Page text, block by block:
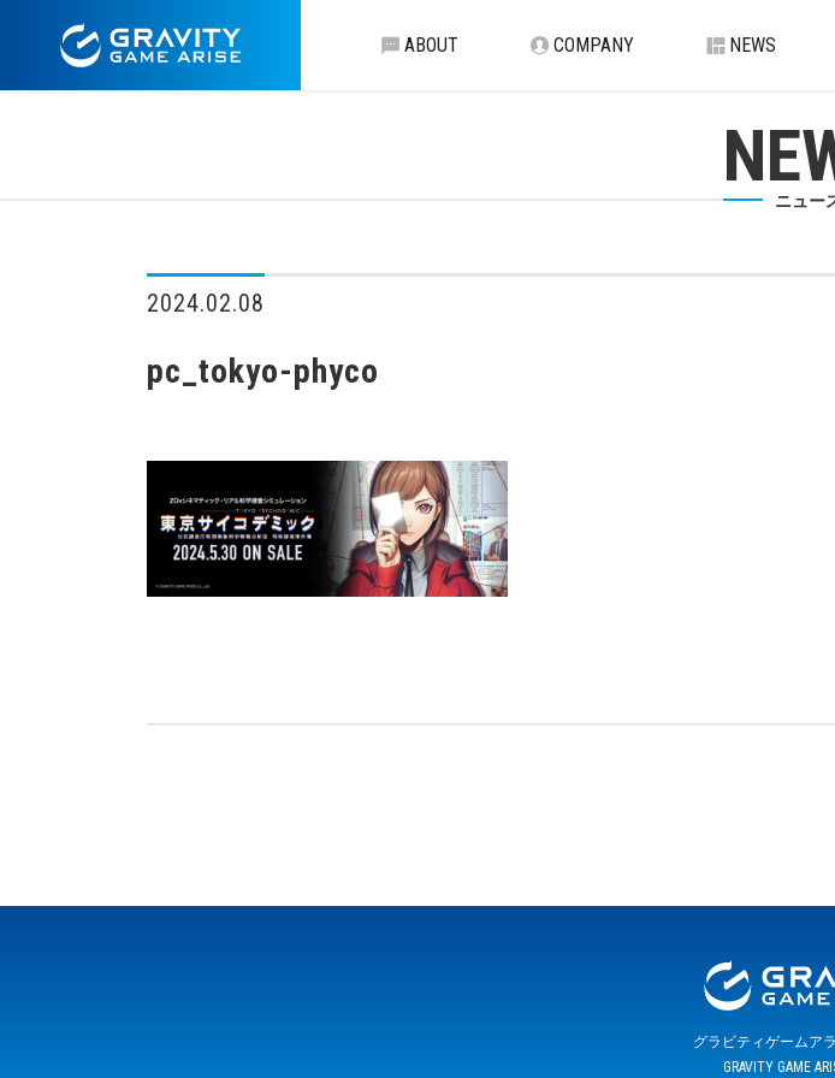
ABOUT COMPANY NEWS
ニュー
2024.02.08
pc_tokyo-phyco
グラビティゲームア
GRAVITY GAME